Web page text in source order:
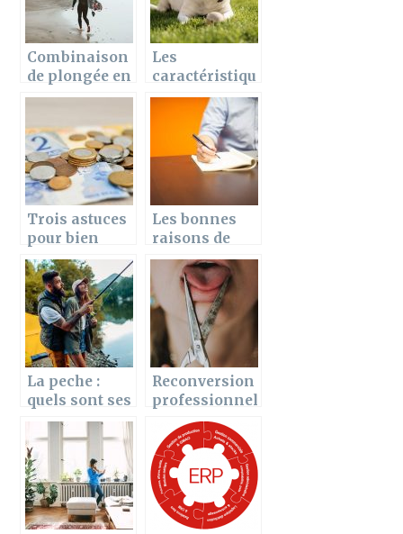
Combinaison
de plongée en
néoprène et
Les
caractéristiqu
es du Jack
Russell
Terrier
Trois astuces
pour bien
gérer son
salaire
mensuel
Les bonnes
raisons de
faire un
business plan
La peche :
quels sont ses
bienfaits sur
la sante de
l’homme
Reconversion
professionnel
le : comment
devenir
orthophoniste
?